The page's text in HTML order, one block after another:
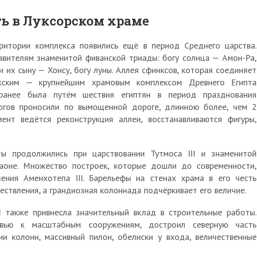
в Луксорском храме
комплекса появились ещё в период Среднего царства.
знаменитой фиванской триады: богу солнца — Амон-Ра,
их сыну — Хонсу, богу луны. Аллея сфинксов, которая соединяет
— крупнейшим храмовым комплексом Древнего Египта
ранее была путём шествия египтян в период празднования
проносили по вымощенной дороге, длинною более, чем 2
ведётся реконструкция аллеи, восстанавливаются фигуры,
продолжились при царствовании Тутмоса III и знаменитой
Множество построек, которые дошли до современности,
Аменхотепа III. Барельефы на стенах храма в его честь
а грандиозная колоннада подчёркивает его величие.
привнесла значительный вклад в строительные работы.
к масштабным сооружениям, достроил северную часть
колонн, массивный пилон, обелиски у входа, величественные